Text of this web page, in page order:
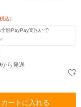
込）
全額PayPay支払いで
から発送
カートに入れる